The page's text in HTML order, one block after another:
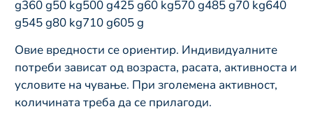
g360 g50 kg500 g425 g60 kg570 g485 g70 kg640
g545 g80 kg710 g605 g
Овие вредности се ориентир. Индивидуалните
потреби зависат од возраста, расата, активноста и
условите на чување. При зголемена активност,
количината треба да се прилагоди.